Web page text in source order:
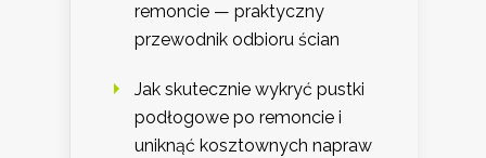
remoncie — praktyczny
przewodnik odbioru ścian
Jak skutecznie wykryć pustki
podłogowe po remoncie i
uniknąć kosztownych napraw